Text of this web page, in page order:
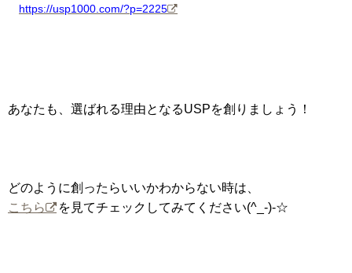
https://usp1000.com/?p=2225
あなたも、選ばれる理由となるUSPを創りましょう！
どのように創ったらいいかわからない時は、
こちら
を見てチェックしてみてください(^_-)-☆